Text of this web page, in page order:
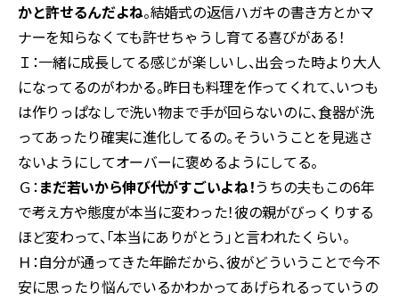
かと許せるんだよね。結婚式の返信ハガキの書き方とかマ
ナーを知らなくても許せちゃうし育てる喜びがある！
Ｉ：一緒に成長してる感じが楽しいし、出会った時より大人
になってるのがわかる。昨日も料理を作ってくれて、いつも
は作りっぱなしで洗い物まで手が回らないのに、食器が洗
ってあったり確実に進化してるの。そういうことを見逃さ
ないようにしてオーバーに褒めるようにしてる。
Ｇ：まだ若いから伸び代がすごいよね！うちの夫もこの6年
で考え方や態度が本当に変わった！彼の親がびっくりする
ほど変わって、「本当にありがとう」と言われたくらい。
Ｈ：自分が通ってきた年齢だから、彼がどういうことで今不
安に思ったり悩んでいるかわかってあげられるっていうの